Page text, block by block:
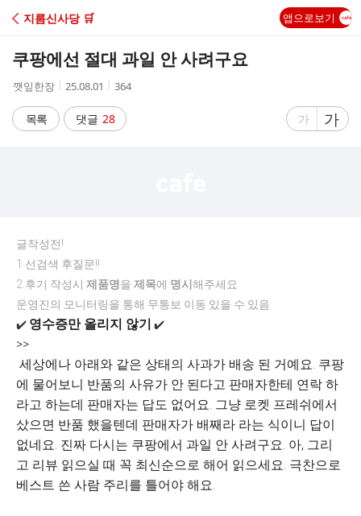
C
지름신사당 🛒 앱으로보기
쿠팡에선 절대 과일 안 사려구요
작
자
깻잎한장
작
시
간
25.08.01
조
수
364
목록 댓글 28
글
가
글
자
가
글작성전!
1.선검색 후질문!!
2.후기 작성시 제품명 을 제목에 명시 해주세요
운영진의 모니터링을 통해 무통보 이동 있을 수 있음
✔️ 영수증만 올리지 않기 ✔️
>>
세상에나 아래와 같은 상태의 사과가 배송 된 거예요. 쿠팡
에 물어보니 반품의 사유가 안 된다고 판매자한테 연락 하
라고 하는데 판매자는 답도 없어요. 그냥 로켓 프레쉬에서
샀으면 반품 했을텐데 판매자가 배째라 라는 식이니 답이
없네요. 진짜 다시는 쿠팡에서 과일 안 사려구요. 아, 그리
고 리뷰 읽으실 때 꼭 최신순으로 해어 읽으세요. 극찬으로
베스트 쓴 사람 주리를 틀어야 해요.